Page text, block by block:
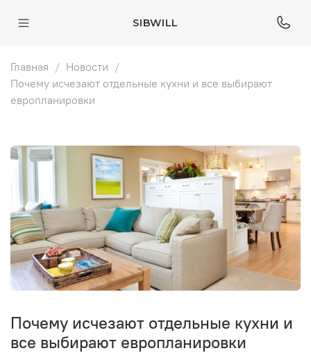
SIBWILL
Главная
Новости
Почему исчезают отдельные кухни и все выбирают
европланировки
Почему исчезают отдельные кухни и
все выбирают европланировки